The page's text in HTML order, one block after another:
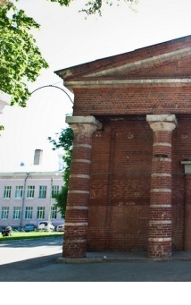
Перейти к основному содержанию